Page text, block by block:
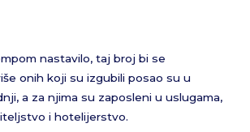
nastavilo, taj broj bi se
onih koji su izgubili posao su u
a za njima su zaposleni u uslugama,
i hotelijerstvo.